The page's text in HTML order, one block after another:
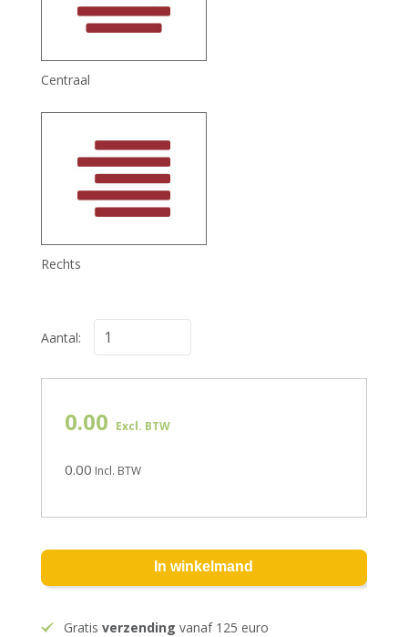
Centraal
Rechts
Aantal:
0.00 Excl. BTW
0.00 Incl. BTW
In winkelmand
Gratis verzending vanaf 125 euro